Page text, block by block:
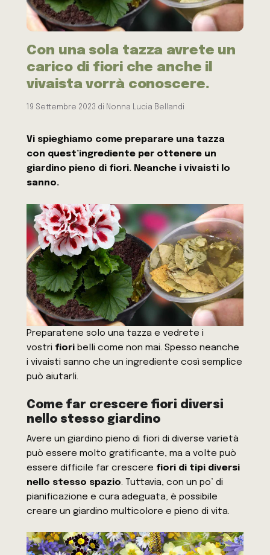
Con una sola tazza avrete un
carico di fiori che anche il
vivaista vorrà conoscere.
19 Settembre 2023 di Nonna Lucia Bellandi
Vi spieghiamo come preparare una tazza
con quest’ingrediente per ottenere un
giardino pieno di fiori. Neanche i vivaisti lo
sanno.
Preparatene solo una tazza e vedrete i
vostri fiori belli come non mai. Spesso neanche
i vivaisti sanno che un ingrediente così semplice
può aiutarli.
Come far crescere fiori diversi
nello stesso giardino
Avere un giardino pieno di fiori di diverse varietà
può essere molto gratificante, ma a volte può
essere difficile far crescere fiori di tipi diversi
nello stesso spazio. Tuttavia, con un po’ di
pianificazione e cura adeguata, è possibile
creare un giardino multicolore e pieno di vita.